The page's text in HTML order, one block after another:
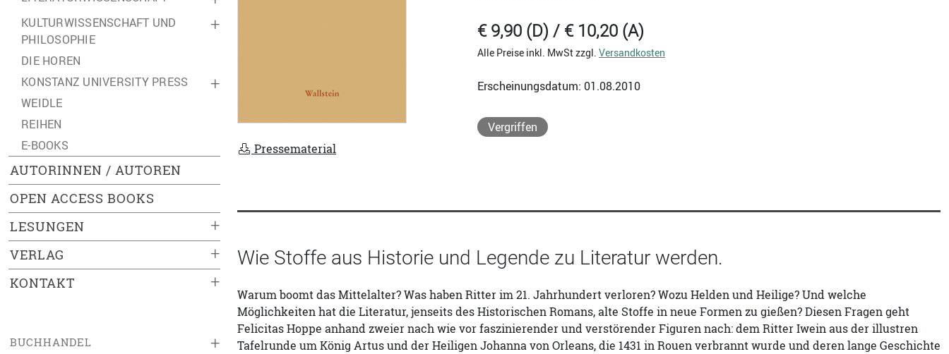
+
KULTURWISSENSCHAFT UND
PHILOSOPHIE
DIE HOREN
+
KONSTANZ UNIVERSITY PRESS
WEIDLE
REIHEN
E-BOOKS
AUTORINNEN / AUTOREN
OPEN ACCESS BOOKS
+
LESUNGEN
+
VERLAG
+
KONTAKT
+
BUCHHANDEL
Pressematerial
€ 9,90 (D) / € 10,20 (A)
Alle Preise inkl. MwSt zzgl. Versandkosten
Erscheinungsdatum: 01.08.2010
Vergriffen
Wie Stoffe aus Historie und Legende zu Literatur werden.
Warum boomt das Mittelalter? Was haben Ritter im 21. Jahrhundert verloren? Wozu Helden und Heilige? Und welche
Möglichkeiten hat die Literatur, jenseits des Historischen Romans, alte Stoffe in neue Formen zu gießen? Diesen Fragen geht
Felicitas Hoppe anhand zweier nach wie vor faszinierender und verstörender Figuren nach: dem Ritter Iwein aus der illustren
Tafelrunde um König Artus und der Heiligen Johanna von Orleans, die 1431 in Rouen verbrannt wurde und deren lange Geschichte